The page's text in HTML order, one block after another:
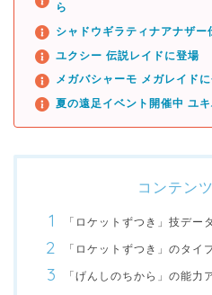
ら
シャドウギラティナアナザ
ユクシー 伝説レイドに登場
メガバシャーモ メガレイド
夏の遠足イベント開催中 ユ
コンテンツ
「ロケットずつき」技データ
「ロケットずつき」のタイ
「げんしのちから」の能力